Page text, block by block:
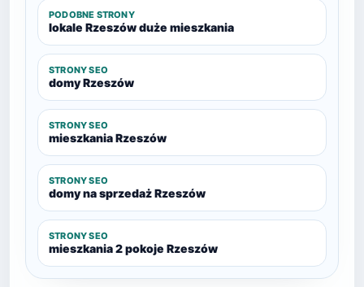
PODOBNE STRONY
lokale Rzeszów duże mieszkania
STRONY SEO
domy Rzeszów
STRONY SEO
mieszkania Rzeszów
STRONY SEO
domy na sprzedaż Rzeszów
STRONY SEO
mieszkania 2 pokoje Rzeszów